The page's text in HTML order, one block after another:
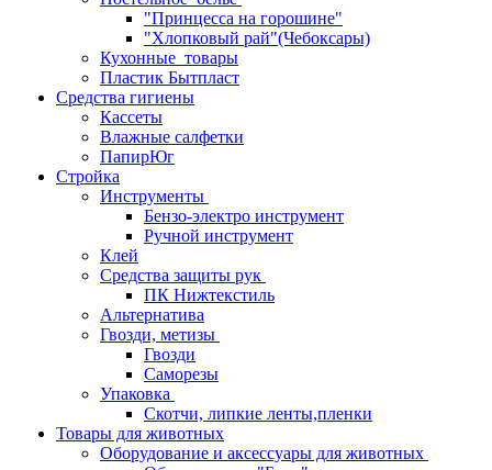
"Принцесса на горошине"
"Хлопковый рай"(Чебоксары)
Кухонные_товары
Пластик Бытпласт
Средства гигиены
Кассеты
Влажные салфетки
ПапирЮг
Стройка
Инструменты
Бензо-электро инструмент
Ручной инструмент
Клей
Средства защиты рук
ПК Нижтекстиль
Альтернатива
Гвозди, метизы
Гвозди
Саморезы
Упаковка
Скотчи, липкие ленты,пленки
Товары для животных
Оборудование и аксессуары для животных